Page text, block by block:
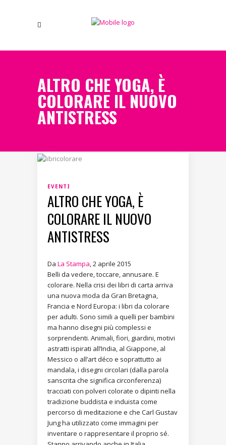
ALTRO CHE YOGA, È
COLORARE IL NUOVO
ANTISTRESS
EVENTI
ALTRO CHE YOGA, È
COLORARE IL NUOVO
ANTISTRESS
Da La Stampa, 2 aprile 2015
Belli da vedere, toccare, annusare. E
colorare. Nella crisi dei libri di carta arriva
una nuova moda da Gran Bretagna,
Francia e Nord Europa: i libri da colorare
per adulti. Sono simili a quelli per bambini
ma hanno disegni più complessi e
sorprendenti. Animali, fiori, giardini, motivi
astratti ispirati all’India, al Giappone, al
Messico o all’art déco e soprattutto ai
mandala, i disegni circolari (dalla parola
sanscrita che significa circonferenza)
tracciati con polveri colorate o dipinti nella
tradizione buddista e induista come
percorso di meditazione e che Carl Gustav
Jung ha utilizzato come immagini per
inventare o rappresentare il proprio sé.